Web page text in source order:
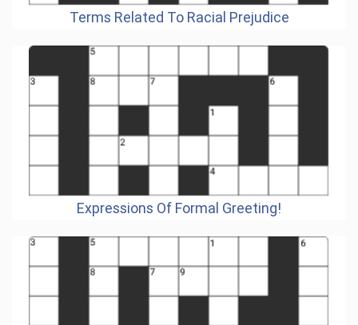
Terms Related To Racial Prejudice
Expressions Of Formal Greeting!